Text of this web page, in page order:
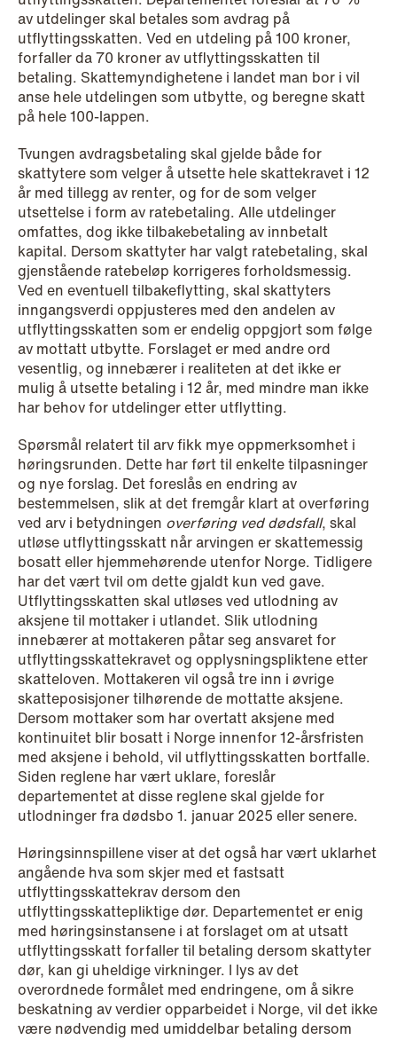
NEWS
Intressanta avgöranden och
prövningstillstånd från andra kvartalet
2026
Read more
NEWS
Bookea Group AB under
företagsrekonstruktion
Read more
av utdelinger skal betales som avdrag på
utflyttingsskatten. Ved en utdeling på 100 kroner,
forfaller da 70 kroner av utflyttingsskatten til
betaling. Skattemyndighetene i landet man bor i vil
anse hele utdelingen som utbytte, og beregne skatt
på hele 100-lappen.
Tvungen avdragsbetaling skal gjelde både for
skattytere som velger å utsette hele skattekravet i 12
år med tillegg av renter, og for de som velger
utsettelse i form av ratebetaling. Alle utdelinger
omfattes, dog ikke tilbakebetaling av innbetalt
kapital. Dersom skattyter har valgt ratebetaling, skal
gjenstående ratebeløp korrigeres forholdsmessig.
Ved en eventuell tilbakeflytting, skal skattyters
inngangsverdi oppjusteres med den andelen av
utflyttingsskatten som er endelig oppgjort som følge
av mottatt utbytte. Forslaget er med andre ord
vesentlig, og innebærer i realiteten at det ikke er
mulig å utsette betaling i 12 år, med mindre man ikke
har behov for utdelinger etter utflytting.
Spørsmål relatert til arv fikk mye oppmerksomhet i
høringsrunden. Dette har ført til enkelte tilpasninger
og nye forslag. Det foreslås en endring av
bestemmelsen, slik at det fremgår klart at overføring
ved arv i betydningen overføring ved dødsfall, skal
utløse utflyttingsskatt når arvingen er skattemessig
bosatt eller hjemmehørende utenfor Norge. Tidligere
har det vært tvil om dette gjaldt kun ved gave.
Utflyttingsskatten skal utløses ved utlodning av
aksjene til mottaker i utlandet. Slik utlodning
innebærer at mottakeren påtar seg ansvaret for
utflyttingsskattekravet og opplysningspliktene etter
skatteloven. Mottakeren vil også tre inn i øvrige
skatteposisjoner tilhørende de mottatte aksjene.
Dersom mottaker som har overtatt aksjene med
kontinuitet blir bosatt i Norge innenfor 12-årsfristen
med aksjene i behold, vil utflyttingsskatten bortfalle.
Siden reglene har vært uklare, foreslår
departementet at disse reglene skal gjelde for
utlodninger fra dødsbo 1. januar 2025 eller senere.
Høringsinnspillene viser at det også har vært uklarhet
angående hva som skjer med et fastsatt
utflyttingsskattekrav dersom den
utflyttingsskattepliktige dør. Departementet er enig
med høringsinstansene i at forslaget om at utsatt
utflyttingsskatt forfaller til betaling dersom skattyter
dør, kan gi uheldige virkninger. I lys av det
overordnede formålet med endringene, om å sikre
beskatning av verdier opparbeidet i Norge, vil det ikke
være nødvendig med umiddelbar betaling dersom